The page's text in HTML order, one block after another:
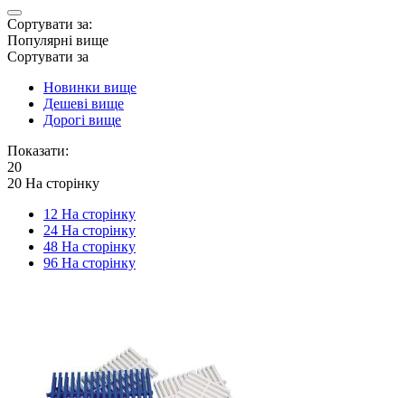
Сортувати за:
Популярні вище
Сортувати за
Новинки вище
Дешеві вище
Дорогі вище
Показати:
20
20 На сторінку
12 На сторінку
24 На сторінку
48 На сторінку
96 На сторінку